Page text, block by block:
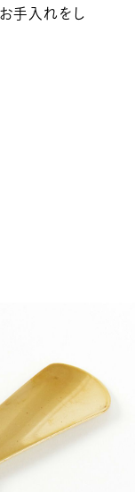
手入れをし